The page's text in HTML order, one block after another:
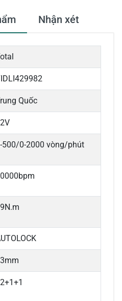
Nhận xét
Quốc
500/0-2000 vòng/phút